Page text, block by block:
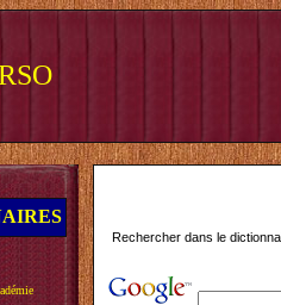
Rechercher dans le